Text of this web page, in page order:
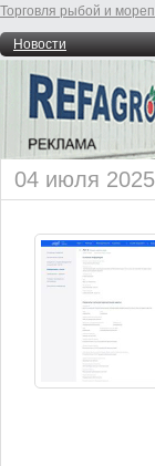
Торговля рыбой и
Новости
04 июля